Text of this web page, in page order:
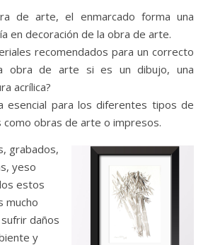
en decoración de la obra de arte.
recomendados para un correcto
obra de arte si es un dibujo, una
acrílica?
esencial para los diferentes tipos de
como obras de arte o impresos.
grabados,
yeso
estos
mucho
daños
y